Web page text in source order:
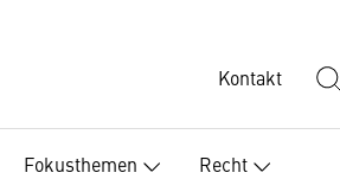
Kontakt
Fokusthemen Recht